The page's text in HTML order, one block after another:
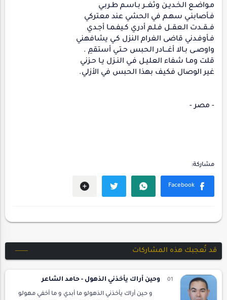
مـواضـع الخـديـن وثغــر بـاسـم طـربـي
فـأصابنـي سهـم في الحشي عند معتركي
فــقــدت الـعقــل فـلـم أدري كـيفـمـا أجـدي
فـأوفـدني قاضى الغرام النزل كـي يشافهني
واوصــى بـالا أغـــادر الحبس حـتـي أستقمِ .
قلت ومـا شفاء العليـل فـي النـزل يـا حـزني
غير الوصال فكيف بهذا الحبس في الأزلي.
- مصر -
قد تُعجبك هذه المشاركات
وحين أراك يأخذني الذهول - حامد الشاعر
و حين أراك يأخذني الذهولو ما أبدي و ما أخفي مهولو